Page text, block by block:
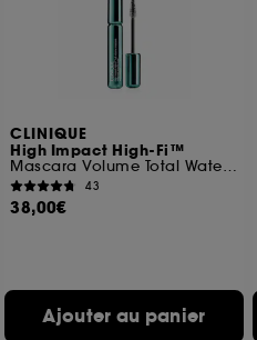
CLINIQUE
High Impact High-Fi™
Mascara Volume Total Waterproof
43
38,00€
Ajouter au panier